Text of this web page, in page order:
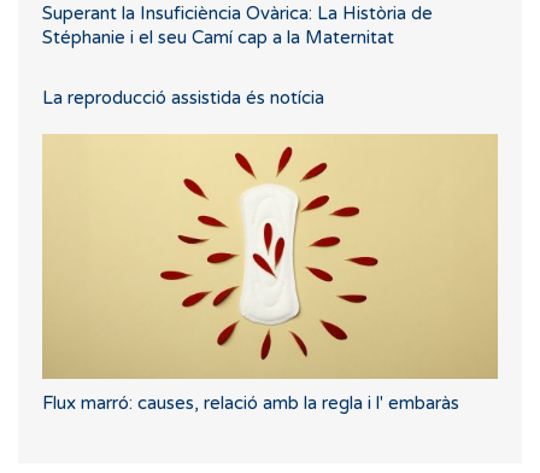
Superant la Insuficiència Ovàrica: La Història de
Stéphanie i el seu Camí cap a la Maternitat
La reproducció assistida és notícia
Flux marró: causes, relació amb la regla i l' embaràs